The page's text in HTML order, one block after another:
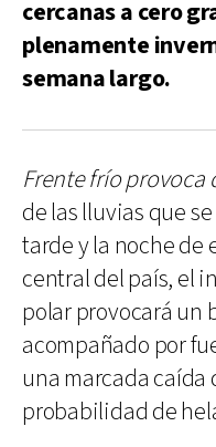
cercanas a cero
plenamente
semana largo.
Frente frío provoca
de las lluvias que
tarde y la noche de
central del país, el
polar provocará un
acompañado por
una marcada caída
probabilidad de